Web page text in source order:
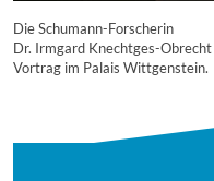
Die Schumann-Forscherin
Dr. Irmgard Knechtges-Obrecht
Vortrag im Palais Wittgenstein.